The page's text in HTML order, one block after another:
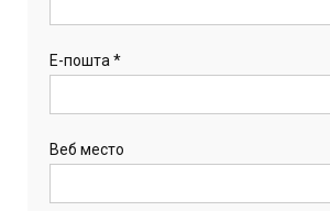
Е-пошта*
Веб место